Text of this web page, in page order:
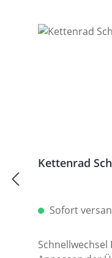
Sofort